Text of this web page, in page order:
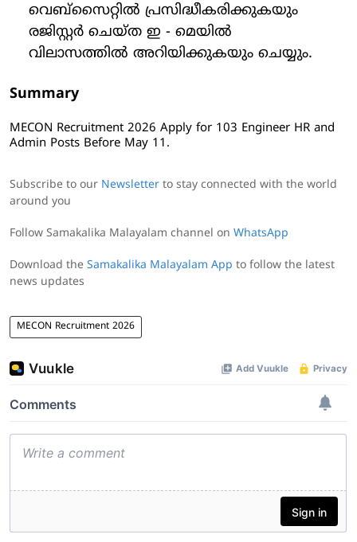
വെബ്സൈറ്റിൽ പ്രസിദ്ധീകരിക്കുകയും
രജിസ്റ്റർ ചെയ്ത ഇ - മെയിൽ
വിലാസത്തിൽ അറിയിക്കുകയും ചെയ്യും.
Summary
MECON Recruitment 2026 Apply for 103 Engineer HR and
Admin Posts Before May 11.
Subscribe to our Newsletter to stay connected with the world
around you
Follow Samakalika Malayalam channel on WhatsApp
Download the Samakalika Malayalam App to follow the latest
news updates
MECON Recruitment 2026